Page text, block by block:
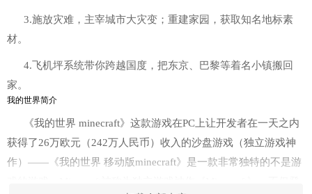
3.施放灾难，主宰城市大灾变；重建家园，获取知名地标素
材。
4.飞机坪系统带你跨越国度，把东京、巴黎等着名小镇搬回
家。
我的世界简介
《我的世界 minecraft》这款游戏在PC上让开发者在一天之内
获得了26万欧元（242万人民币）收入的沙盘游戏（独立游戏神
作）——《我的世界 移动版minecraft》是一款非常独特的不是游